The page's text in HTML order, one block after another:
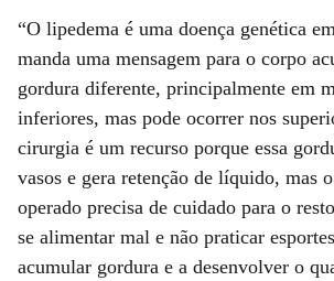
“O lipedema é uma doença genética
manda uma mensagem para o corpo
gordura diferente, principalmente em
inferiores, mas pode ocorrer nos
cirurgia é um recurso porque essa
vasos e gera retenção de líquido, mas
operado precisa de cuidado para o
se alimentar mal e não praticar
acumular gordura e a desenvolver o